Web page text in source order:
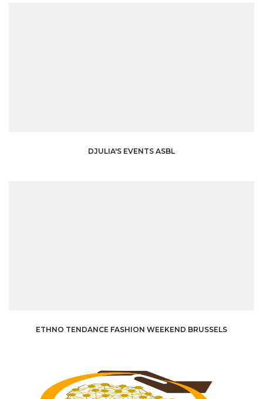
DJULIA'S EVENTS ASBL
ETHNO TENDANCE FASHION WEEKEND BRUSSELS